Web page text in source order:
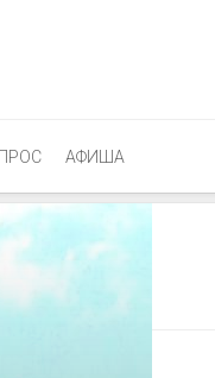
АФИША